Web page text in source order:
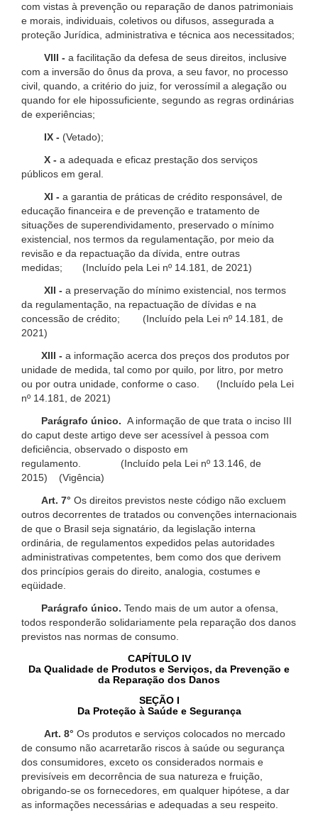
com vistas à prevenção ou reparação de danos patrimoniais
e morais, individuais, coletivos ou difusos, assegurada a
proteção Jurídica, administrativa e técnica aos necessitados;
VIII - a facilitação da defesa de seus direitos, inclusive
com a inversão do ônus da prova, a seu favor, no processo
civil, quando, a critério do juiz, for verossímil a alegação ou
quando for ele hipossuficiente, segundo as regras ordinárias
de experiências;
IX - (Vetado);
X - a adequada e eficaz prestação dos serviços
públicos em geral.
XI - a garantia de práticas de crédito responsável, de
educação financeira e de prevenção e tratamento de
situações de superendividamento, preservado o mínimo
existencial, nos termos da regulamentação, por meio da
revisão e da repactuação da dívida, entre outras
medidas; (Incluído pela Lei nº 14.181, de 2021)
XII - a preservação do mínimo existencial, nos termos
da regulamentação, na repactuação de dívidas e na
concessão de crédito; (Incluído pela Lei nº 14.181, de
2021)
XIII - a informação acerca dos preços dos produtos por
unidade de medida, tal como por quilo, por litro, por metro
ou por outra unidade, conforme o caso. (Incluído pela Lei
nº 14.181, de 2021)
Parágrafo único. A informação de que trata o inciso III
do caput deste artigo deve ser acessível à pessoa com
deficiência, observado o disposto em
regulamento. (Incluído pela Lei nº 13.146, de
2015) (Vigência)
Art. 7° Os direitos previstos neste código não excluem
outros decorrentes de tratados ou convenções internacionais
de que o Brasil seja signatário, da legislação interna
ordinária, de regulamentos expedidos pelas autoridades
administrativas competentes, bem como dos que derivem
dos princípios gerais do direito, analogia, costumes e
eqüidade.
Parágrafo único. Tendo mais de um autor a ofensa,
todos responderão solidariamente pela reparação dos danos
previstos nas normas de consumo.
CAPÍTULO IV
Da Qualidade de Produtos e Serviços, da Prevenção e
da Reparação dos Danos
SEÇÃO I
Da Proteção à Saúde e Segurança
Art. 8° Os produtos e serviços colocados no mercado
de consumo não acarretarão riscos à saúde ou segurança
dos consumidores, exceto os considerados normais e
previsíveis em decorrência de sua natureza e fruição,
obrigando-se os fornecedores, em qualquer hipótese, a dar
as informações necessárias e adequadas a seu respeito.